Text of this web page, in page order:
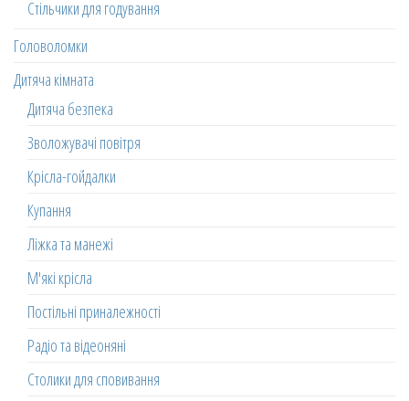
Стільчики для годування
Головоломки
Дитяча кімната
Дитяча безпека
Зволожувачі повітря
Крісла-гойдалки
Купання
Ліжка та манежі
М'які крісла
Постільні приналежності
Радіо та відеоняні
Столики для сповивання